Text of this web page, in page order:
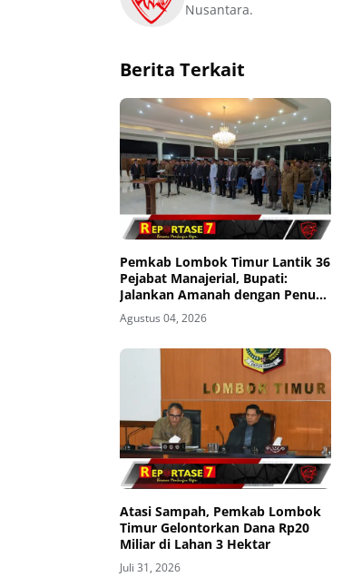
Nusantara.
Berita Terkait
Pemkab Lombok Timur Lantik 36
Pejabat Manajerial, Bupati:
Jalankan Amanah dengan Penuh
Tanggung Jawab
Agustus 04, 2026
Atasi Sampah, Pemkab Lombok
Timur Gelontorkan Dana Rp20
Miliar di Lahan 3 Hektar
Juli 31, 2026